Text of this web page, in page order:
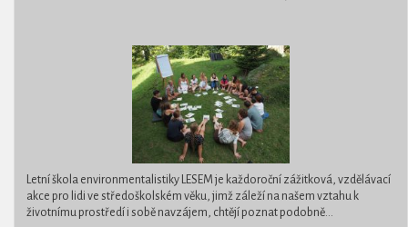
Letní škola environmentalistiky LESEM je každoroční zážitková, vzdělávací
akce pro lidi ve středoškolském věku, jimž záleží na našem vztahu k
životnímu prostředí i sobě navzájem, chtějí poznat podobně...